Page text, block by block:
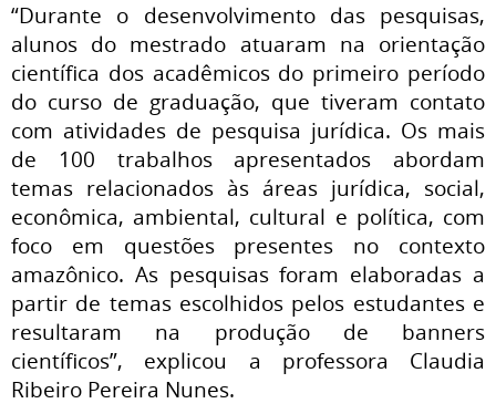
“Durante o desenvolvimento das pesquisas,
alunos do mestrado atuaram na orientação
científica dos acadêmicos do primeiro período
do curso de graduação, que tiveram contato
com atividades de pesquisa jurídica. Os mais
de 100 trabalhos apresentados abordam
temas relacionados às áreas jurídica, social,
econômica, ambiental, cultural e política, com
foco em questões presentes no contexto
amazônico. As pesquisas foram elaboradas a
partir de temas escolhidos pelos estudantes e
resultaram na produção de banners
científicos”, explicou a professora Claudia
Ribeiro Pereira Nunes.